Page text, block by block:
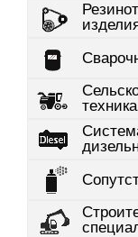
техника